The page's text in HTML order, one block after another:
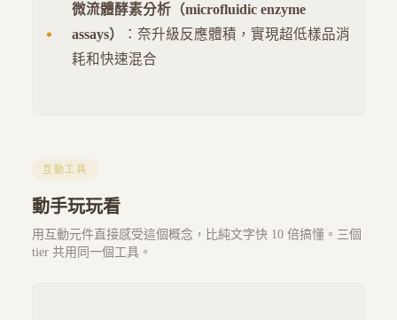
微流體酵素分析（microfluidic enzyme
assays）
：奈升級反應體積，實現超低樣品消
耗和快速混合
互動工具
動手玩玩看
用互動元件直接感受這個概念，比純文字快 10 倍搞懂。三個
tier 共用同一個工具。